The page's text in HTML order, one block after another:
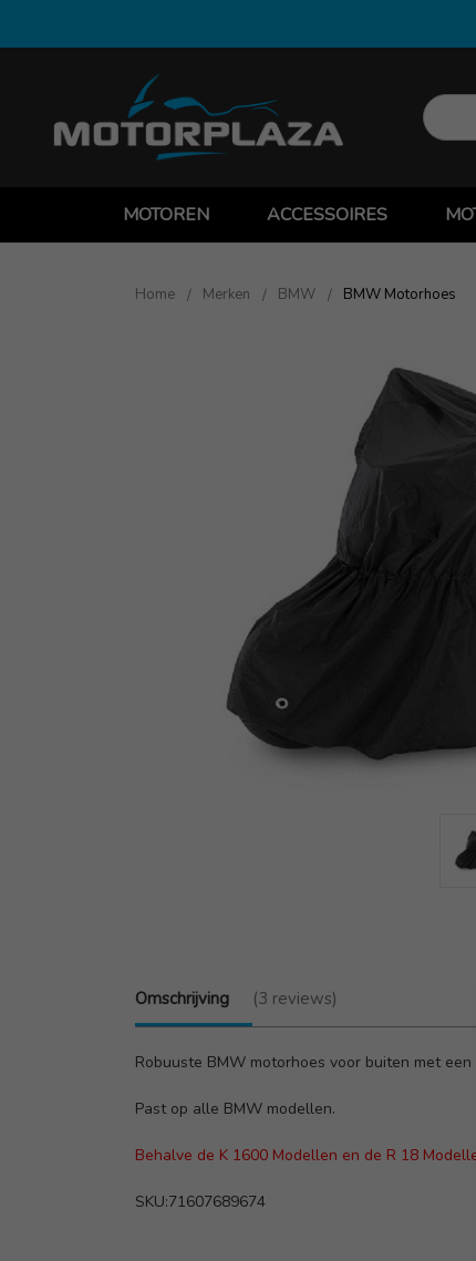
MOTOREN ACCESSOIRES
Home Merken BMW BMW Motorhoes
Omschrijving (3 reviews)
Robuuste BMW motorhoes voor buiten met
Past op alle BMW modellen.
Behalve de K 1600 Modellen en de R 18
SKU:71607689674